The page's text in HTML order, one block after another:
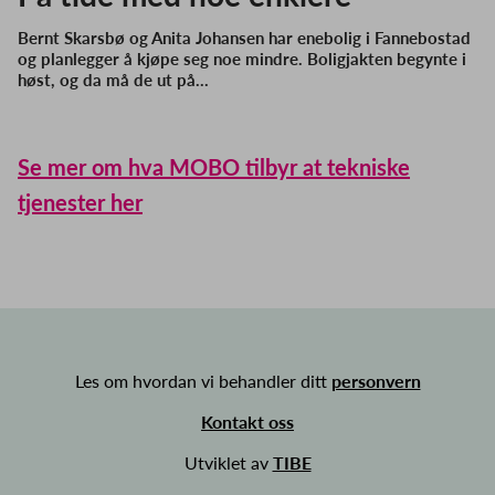
Bernt Skarsbø og Anita Johansen har enebolig i Fannebostad
og planlegger å kjøpe seg noe mindre. Boligjakten begynte i
høst, og da må de ut på…
Se mer om hva MOBO tilbyr at tekniske
tjenester her
Les om hvordan vi behandler ditt personvern
Kontakt oss
Utviklet avTIBE